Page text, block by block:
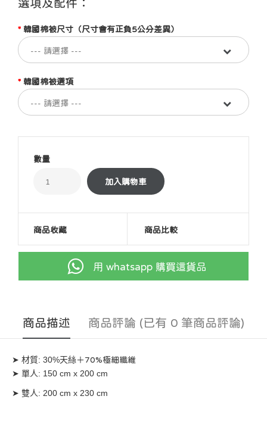
選項及配件：
韓國棉被尺寸（尺寸會有正負5公分差異）
韓國棉被選項
數量
商品收藏 商品比較
用 whatsapp 購買這貨品
商品描述 商品評論 (已有 0 筆商品評論)
➤ 材質: 30%天絲＋ 70%極細纖維
➤ 單人: 150 cm x 200 cm
➤ 雙人: 200 cm x 230 cm